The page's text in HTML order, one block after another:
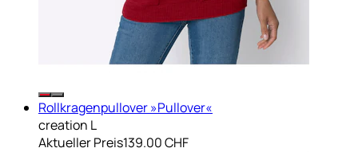
Rollkragenpullover »Pullover«
creation L
Aktueller Preis139.00 CHF